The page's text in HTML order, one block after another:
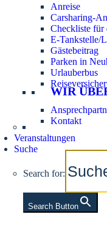
Anreise
Carsharing-
Checkliste für
E-Tankstelle/
Gästebeitrag
Parken in
Urlauberbus
WIR
Kontakt
Veranstaltungen
Suche
Search for:
Search Button